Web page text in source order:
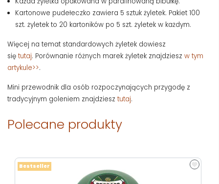
Kartonowe pudełeczko zawiera 5 sztuk żyletek. Pakiet 100
szt. żyletek to 20 kartoników po 5 szt. żyletek w każdym.
Więcej na temat standardowych żyletek dowiesz
się tutaj. Porównanie różnych marek żyletek znajdziesz w tym
artykule>>.
Mini przewodnik dla osób rozpoczynających przygodę z
tradycyjnym goleniem znajdziesz tutaj.
Polecane produkty
Bestseller